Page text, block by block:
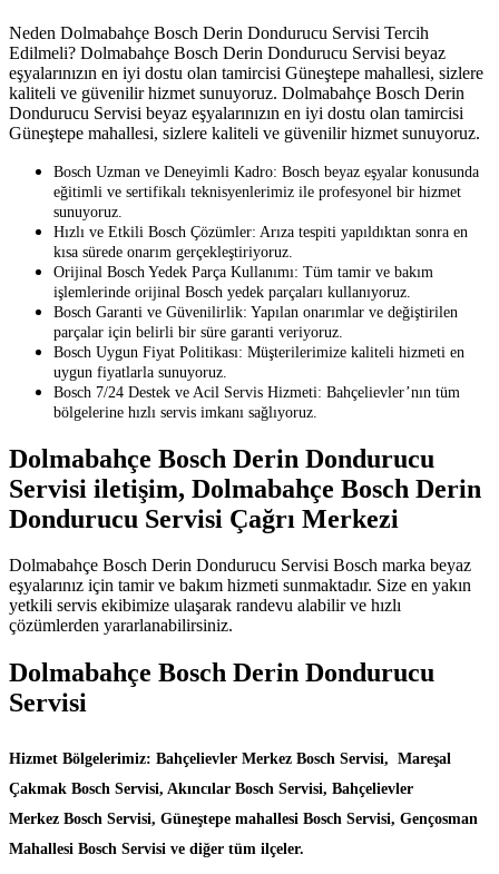
Neden Dolmabahçe Bosch Derin Dondurucu Servisi Tercih
Edilmeli? Dolmabahçe Bosch Derin Dondurucu Servisi beyaz
eşyalarınızın en iyi dostu olan tamircisi Güneştepe mahallesi, sizlere
kaliteli ve güvenilir hizmet sunuyoruz. Dolmabahçe Bosch Derin
Dondurucu Servisi beyaz eşyalarınızın en iyi dostu olan tamircisi
Güneştepe mahallesi, sizlere kaliteli ve güvenilir hizmet sunuyoruz.
Bosch Uzman ve Deneyimli Kadro: Bosch beyaz eşyalar konusunda
eğitimli ve sertifikalı teknisyenlerimiz ile profesyonel bir hizmet
sunuyoruz.
Hızlı ve Etkili Bosch Çözümler: Arıza tespiti yapıldıktan sonra en
kısa sürede onarım gerçekleştiriyoruz.
Orijinal Bosch Yedek Parça Kullanımı: Tüm tamir ve bakım
işlemlerinde orijinal Bosch yedek parçaları kullanıyoruz.
Bosch Garanti ve Güvenilirlik: Yapılan onarımlar ve değiştirilen
parçalar için belirli bir süre garanti veriyoruz.
Bosch Uygun Fiyat Politikası: Müşterilerimize kaliteli hizmeti en
uygun fiyatlarla sunuyoruz.
Bosch 7/24 Destek ve Acil Servis Hizmeti: Bahçelievler’nın tüm
bölgelerine hızlı servis imkanı sağlıyoruz.
Dolmabahçe Bosch Derin Dondurucu
Servisi iletişim, Dolmabahçe Bosch Derin
Dondurucu Servisi Çağrı Merkezi
Dolmabahçe Bosch Derin Dondurucu Servisi Bosch marka beyaz
eşyalarınız için tamir ve bakım hizmeti sunmaktadır. Size en yakın
yetkili servis ekibimize ulaşarak randevu alabilir ve hızlı
çözümlerden yararlanabilirsiniz.
Dolmabahçe Bosch Derin Dondurucu
Servisi
Hizmet Bölgelerimiz: Bahçelievler Merkez Bosch Servisi, Mareşal
Çakmak Bosch Servisi, Akıncılar Bosch Servisi, Bahçelievler
Merkez Bosch Servisi, Güneştepe mahallesi Bosch Servisi, Gençosman
Mahallesi Bosch Servisi ve diğer tüm ilçeler.